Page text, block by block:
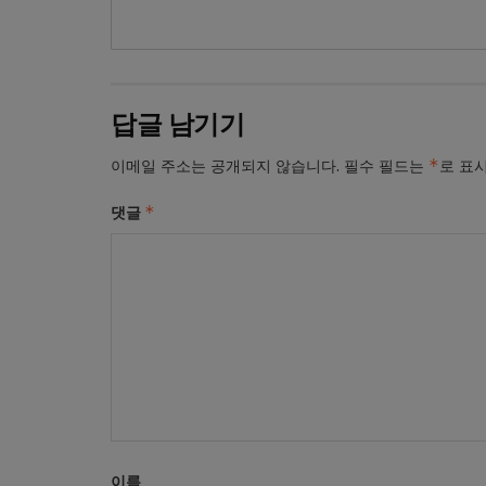
답글 남기기
이메일 주소는 공개되지 않습니다. 필수 필드는 *로 표
댓글 *